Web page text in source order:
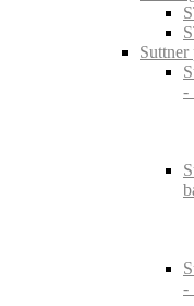
Suttner
-
-